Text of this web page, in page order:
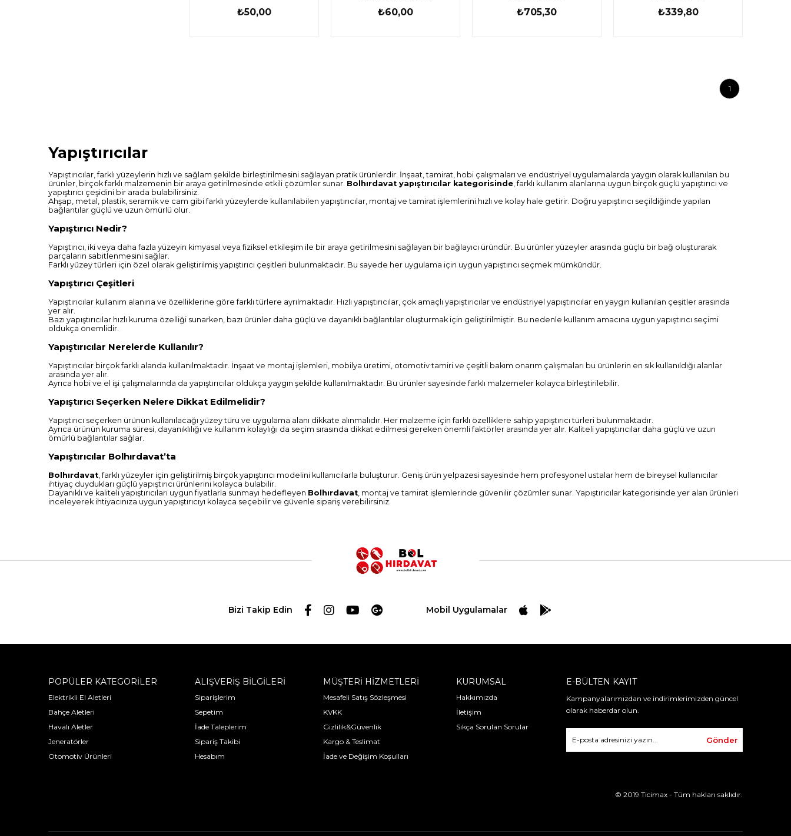
₺50,00 ₺60,00 ₺705,30 ₺339,80
1
Yapıştırıcılar
Yapıştırıcılar, farklı yüzeylerin hızlı ve sağlam şekilde birleştirilmesini sağlayan pratik ürünlerdir. İnşaat, tamirat, hobi çalışmaları ve endüstriyel uygulamalarda yaygın olarak kullanılan bu
ürünler, birçok farklı malzemenin bir araya getirilmesinde etkili çözümler sunar. Bolhırdavat yapıştırıcılar kategorisinde , farklı kullanım alanlarına uygun birçok güçlü yapıştırıcı ve
yapıştırıcı çeşidini bir arada bulabilirsiniz.
Ahşap, metal, plastik, seramik ve cam gibi farklı yüzeylerde kullanılabilen yapıştırıcılar, montaj ve tamirat işlemlerini hızlı ve kolay hale getirir. Doğru yapıştırıcı seçildiğinde yapılan
bağlantılar güçlü ve uzun ömürlü olur.
Yapıştırıcı Nedir?
Yapıştırıcı, iki veya daha fazla yüzeyin kimyasal veya fiziksel etkileşim ile bir araya getirilmesini sağlayan bir bağlayıcı üründür. Bu ürünler yüzeyler arasında güçlü bir bağ oluşturarak
parçaların sabitlenmesini sağlar.
Farklı yüzey türleri için özel olarak geliştirilmiş yapıştırıcı çeşitleri bulunmaktadır. Bu sayede her uygulama için uygun yapıştırıcı seçmek mümkündür.
Yapıştırıcı Çeşitleri
Yapıştırıcılar kullanım alanına ve özelliklerine göre farklı türlere ayrılmaktadır. Hızlı yapıştırıcılar, çok amaçlı yapıştırıcılar ve endüstriyel yapıştırıcılar en yaygın kullanılan çeşitler arasında
yer alır.
Bazı yapıştırıcılar hızlı kuruma özelliği sunarken, bazı ürünler daha güçlü ve dayanıklı bağlantılar oluşturmak için geliştirilmiştir. Bu nedenle kullanım amacına uygun yapıştırıcı seçimi
oldukça önemlidir.
Yapıştırıcılar Nerelerde Kullanılır?
Yapıştırıcılar birçok farklı alanda kullanılmaktadır. İnşaat ve montaj işlemleri, mobilya üretimi, otomotiv tamiri ve çeşitli bakım onarım çalışmaları bu ürünlerin en sık kullanıldığı alanlar
arasında yer alır.
Ayrıca hobi ve el işi çalışmalarında da yapıştırıcılar oldukça yaygın şekilde kullanılmaktadır. Bu ürünler sayesinde farklı malzemeler kolayca birleştirilebilir.
Yapıştırıcı Seçerken Nelere Dikkat Edilmelidir?
Yapıştırıcı seçerken ürünün kullanılacağı yüzey türü ve uygulama alanı dikkate alınmalıdır. Her malzeme için farklı özelliklere sahip yapıştırıcı türleri bulunmaktadır.
Ayrıca ürünün kuruma süresi, dayanıklılığı ve kullanım kolaylığı da seçim sırasında dikkat edilmesi gereken önemli faktörler arasında yer alır. Kaliteli yapıştırıcılar daha güçlü ve uzun
ömürlü bağlantılar sağlar.
Yapıştırıcılar Bolhırdavat’ta
Bolhırdavat , farklı yüzeyler için geliştirilmiş birçok yapıştırıcı modelini kullanıcılarla buluşturur. Geniş ürün yelpazesi sayesinde hem profesyonel ustalar hem de bireysel kullanıcılar
ihtiyaç duydukları güçlü yapıştırıcı ürünlerini kolayca bulabilir.
Dayanıklı ve kaliteli yapıştırıcıları uygun fiyatlarla sunmayı hedefleyen Bolhırdavat , montaj ve tamirat işlemlerinde güvenilir çözümler sunar. Yapıştırıcılar kategorisinde yer alan ürünleri
inceleyerek ihtiyacınıza uygun yapıştırıcıyı kolayca seçebilir ve güvenle sipariş verebilirsiniz.
Bizi Takip Edin Mobil Uygulamalar
POPÜLER KATEGORİLER
Elektrikli El Aletleri
Bahçe Aletleri
Havalı Aletler
Jeneratörler
Otomotiv Ürünleri
ALIŞVERİŞ BİLGİLERİ
Siparişlerim
Sepetim
İade Taleplerim
Sipariş Takibi
Hesabım
MÜŞTERİ HİZMETLERİ
Mesafeli Satış Sözleşmesi
KVKK
Gizlilik&Güvenlik
Kargo & Teslimat
İade ve Değişim Koşulları
KURUMSAL
Hakkımızda
İletişim
Sıkça Sorulan Sorular
E-BÜLTEN KAYIT
Kampanyalarımızdan ve indirimlerimizden güncel
olarak haberdar olun.
Gönder
© 2019 Ticimax - Tüm hakları saklıdır.